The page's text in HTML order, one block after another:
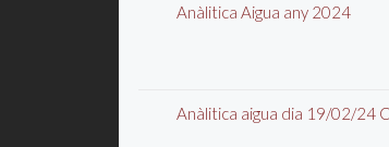
Anàlitica Aigua any 2024
Anàlitica aigua dia 19/02/24